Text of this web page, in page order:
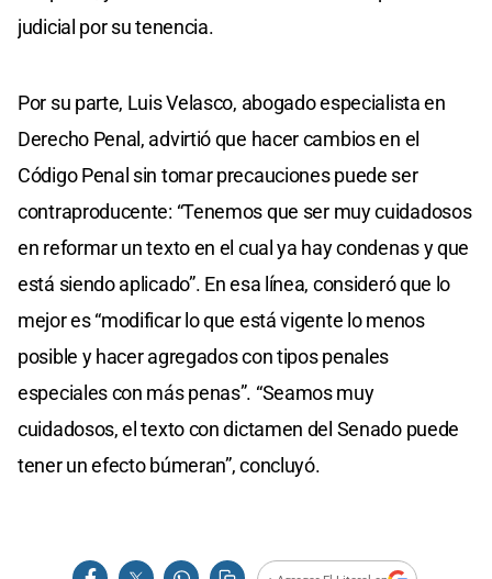
judicial por su tenencia.
Por su parte, Luis Velasco, abogado especialista en
Derecho Penal, advirtió que hacer cambios en el
Código Penal sin tomar precauciones puede ser
contraproducente: “Tenemos que ser muy cuidadosos
en reformar un texto en el cual ya hay condenas y que
está siendo aplicado”. En esa línea, consideró que lo
mejor es “modificar lo que está vigente lo menos
posible y hacer agregados con tipos penales
especiales con más penas”. “Seamos muy
cuidadosos, el texto con dictamen del Senado puede
tener un efecto búmeran”, concluyó.